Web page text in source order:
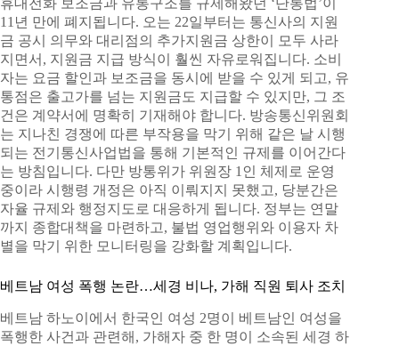
휴대전화 보조금과 유통구조를 규제해왔던 ‘단통법’이
11년 만에 폐지됩니다. 오는 22일부터는 통신사의 지원
금 공시 의무와 대리점의 추가지원금 상한이 모두 사라
지면서, 지원금 지급 방식이 훨씬 자유로워집니다. 소비
자는 요금 할인과 보조금을 동시에 받을 수 있게 되고, 유
통점은 출고가를 넘는 지원금도 지급할 수 있지만, 그 조
건은 계약서에 명확히 기재해야 합니다. 방송통신위원회
는 지나친 경쟁에 따른 부작용을 막기 위해 같은 날 시행
되는 전기통신사업법을 통해 기본적인 규제를 이어간다
는 방침입니다. 다만 방통위가 위원장 1인 체제로 운영
중이라 시행령 개정은 아직 이뤄지지 못했고, 당분간은
자율 규제와 행정지도로 대응하게 됩니다. 정부는 연말
까지 종합대책을 마련하고, 불법 영업행위와 이용자 차
별을 막기 위한 모니터링을 강화할 계획입니다.
베트남 여성 폭행 논란…세경 비나, 가해 직원 퇴사 조치
베트남 하노이에서 한국인 여성 2명이 베트남인 여성을
폭행한 사건과 관련해, 가해자 중 한 명이 소속된 세경 하